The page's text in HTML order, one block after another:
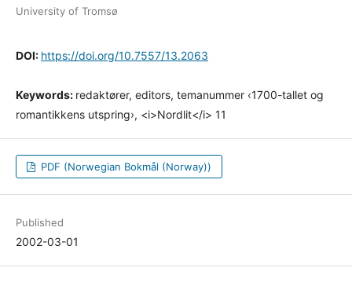
University of Tromsø
DOI: https://doi.org/10.7557/13.2063
Keywords: redaktører, editors, temanummer ‹1700-tallet og
romantikkens utspring›, <i>Nordlit</i> 11
PDF (Norwegian Bokmål (Norway))
Published
2002-03-01